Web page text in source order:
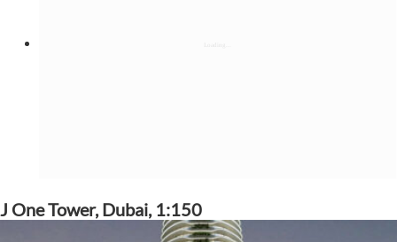
J One Tower, Dubai, 1:150